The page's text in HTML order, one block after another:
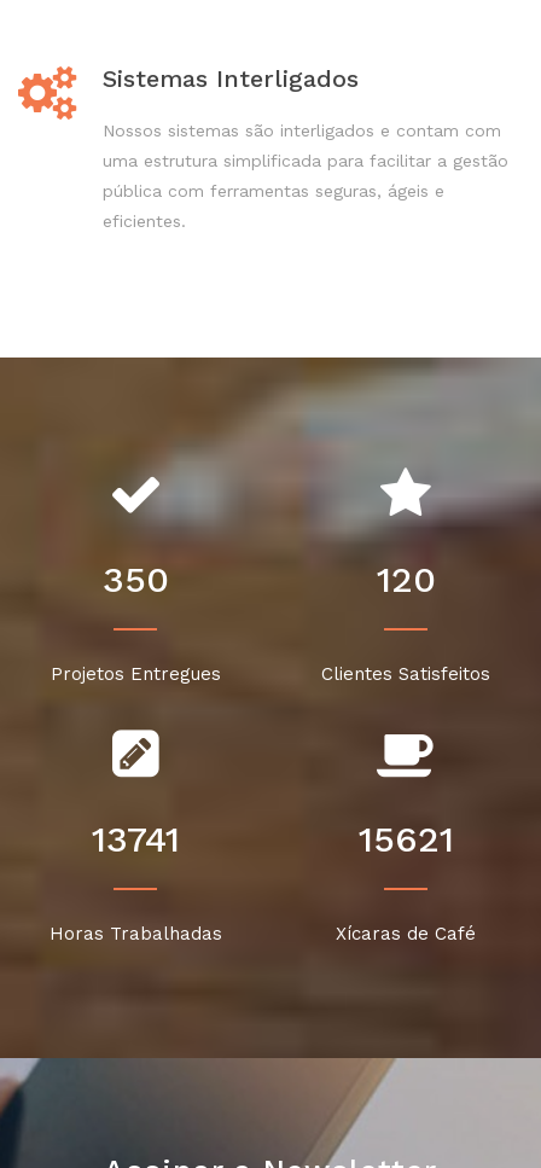
Sistemas Interligados
Nossos sistemas são interligados e contam com
uma estrutura simplificada para facilitar a gestão
pública com ferramentas seguras, ágeis e
eficientes.
350
Projetos Entregues
120
Clientes Satisfeitos
13741
Horas Trabalhadas
15621
Xícaras de Café